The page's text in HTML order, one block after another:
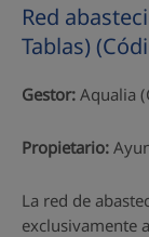
Red
Tablas)
Gestor: Aqualia
Propietario:
La red de
exclusivamente